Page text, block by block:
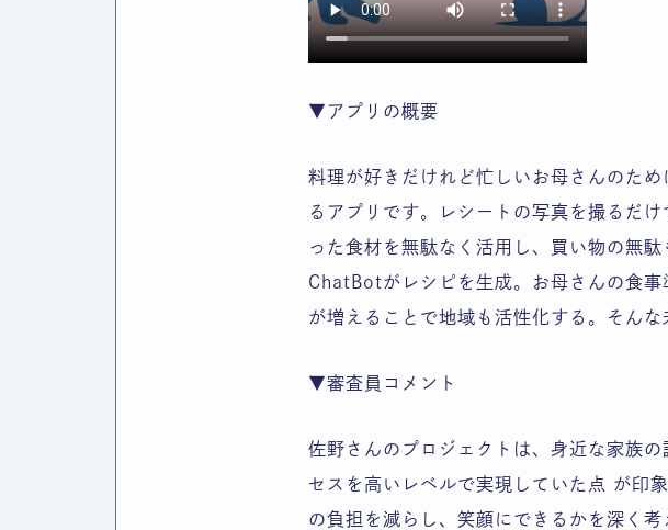
▼アプリの概要
料理が好きだけれど忙しいお母さんのた
るアプリです。レシートの写真を撮るだ
った食材を無駄なく活用し、買い物の無
ChatBotがレシピを生成。お母さんの食
が増えることで地域も活性化する。そんな
▼審査員コメント
佐野さんのプロジェクトは、身近な家族
セスを高いレベルで実現していた点 が印
の負担を減らし、笑顔にできるかを深く